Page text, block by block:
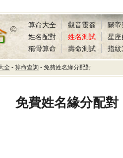
分
算命大全 觀音靈簽
關
姓名配對
姓名測試
星座
稱骨算命
壽命測試 指紋
全 - 算命查詢 - 免費姓名緣分配對
免費姓名緣分配對